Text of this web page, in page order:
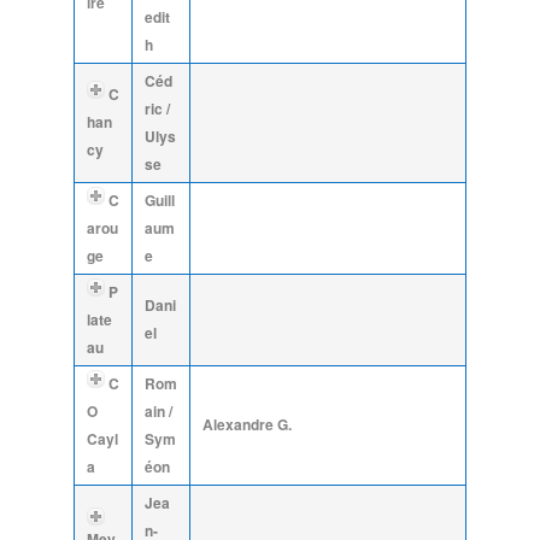
edit
h
C
han
cy
Céd
ric /
Ulys
se
C
arou
ge
Guill
aum
e
P
late
au
Dani
el
C
O
Cayl
a
Rom
ain /
Sym
éon
Alexandre G.
Jea
n-